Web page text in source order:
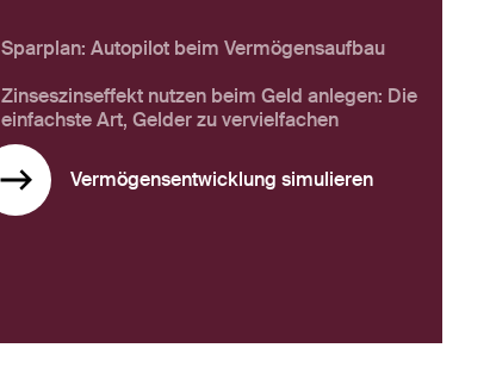
Sparplan: Autopilot beim Vermögensaufbau
Zinseszinseffekt nutzen beim Geld anlegen: Die
einfachste Art, Gelder zu vervielfachen
Vermögensentwicklung simulieren